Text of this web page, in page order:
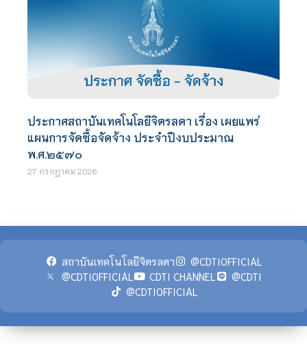
ประกาศสถาบันเทคโนโลยีจิตรลดา เรื่อง เผยแพร่
แผนการจัดซื้อจัดจ้าง ประจำปีงบประมาณ
พ.ศ.๒๕๗๐
27 กรกฎาคม 2026
สถาบันเทคโนโลยีจิตรลดา
@CDTIOFFICIAL
@CDTIOFFICIAL
CDTI CHANNEL
@CDTI
@CDTIOFFICIAL